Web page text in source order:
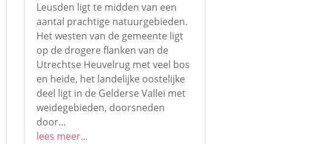
Leusden ligt te midden van een
aantal prachtige natuurgebieden.
Het westen van de gemeente ligt
op de drogere flanken van de
Utrechtse Heuvelrug met veel bos
en heide, het landelijke oostelijke
deel ligt in de Gelderse Vallei met
weidegebieden, doorsneden
door...
lees meer...